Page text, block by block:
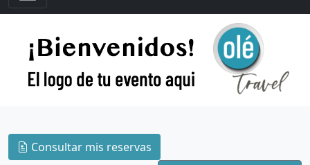
Consultar mis reservas